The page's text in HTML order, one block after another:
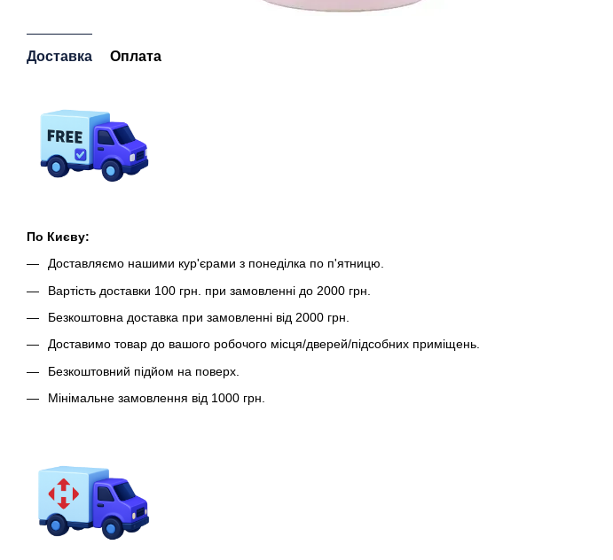
Доставка Оплата
По Києву:
Доставляємо нашими кур'єрами з понеділка по п'ятницю.
Вартість доставки 100 грн. при замовленні до 2000 грн.
Безкоштовна доставка при замовленні від 2000 грн.
Доставимо товар до вашого робочого місця/дверей/підсобних приміщень.
Безкоштовний підйом на поверх.
Мінімальне замовлення від 1000 грн.